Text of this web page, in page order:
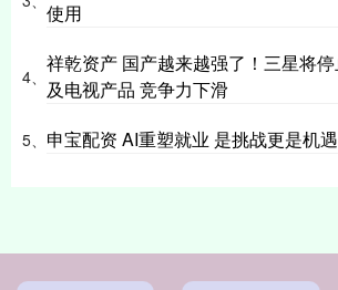
使用
4、
祥乾资产 国产越来越强了！三星将
及电视产品 竞争力下滑
5、 申宝配资 AI重塑就业 是挑战更是机遇